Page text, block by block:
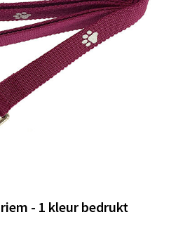
- 1 kleur bedrukt